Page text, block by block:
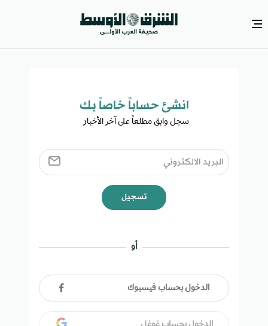
انشئ حساباً خاصاً بك​
سجل وابق مطلعاً على آخر الأخبار ​
تسجيل
أو
الدخول بحساب فيسبوك